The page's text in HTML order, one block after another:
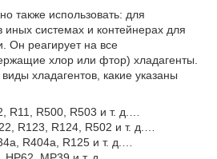
также использовать: для
иных системах и контейнерах для
Он реагирует на все
хлор или фтор) хладагенты.
хладагентов, какие указаны
R11, R500, R503 и т. д.…
R123, R124, R502 и т. д.…
R404a, R125 и т. д.…